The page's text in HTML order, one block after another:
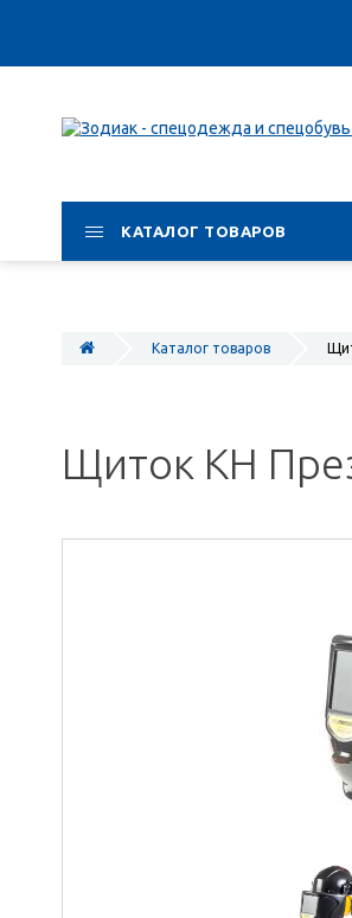
КАТАЛОГ ТОВАРОВ
Каталог товаров
Щиток КН